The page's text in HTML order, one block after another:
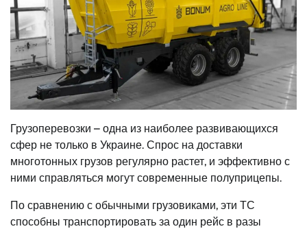
Грузоперевозки – одна из наиболее развивающихся
сфер не только в Украине. Спрос на доставки
многотонных грузов регулярно растет, и эффективно с
ними справляться могут современные полуприцепы.
По сравнению с обычными грузовиками, эти ТС
способны транспортировать за один рейс в разы